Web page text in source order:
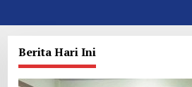
Berita Hari Ini